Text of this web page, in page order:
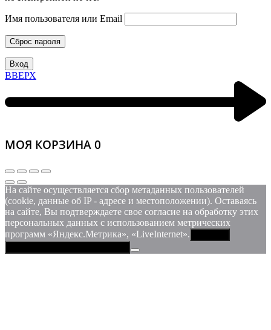
Имя пользователя или Email
Сброс пароля
Вход
ВВЕРХ
МОЯ КОРЗИНА 0
На сайте осуществляется сбор метаданных пользователей
(cookie, данные об IP - адресе и местоположении). Оставаясь
на сайте, Вы подтверждаете свое согласие на обработку этих
персональных данных c использованием метрических
программ «Яндекс.Метрика», «LiveInternet».